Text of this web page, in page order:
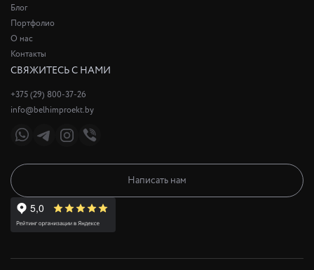
Блог
Портфолио
О нас
Контакты
СВЯЖИТЕСЬ С НАМИ
+375 (29) 800-37-26
info@belhimproekt.by
Написать нам